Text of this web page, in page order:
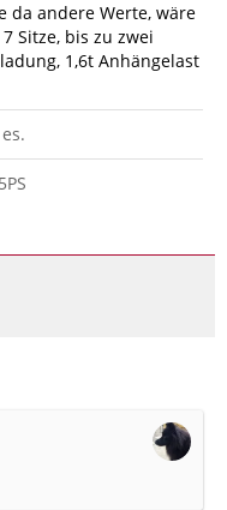
da andere Werte, wäre
Sitze, bis zu zwei
1,6t Anhängelast